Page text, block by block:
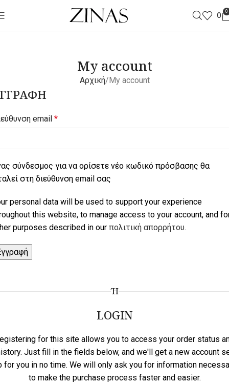
0 0
My account
Αρχική My account
email *
σύνδεσμος για να ορίσετε νέο κωδικό πρόσβασης θα
στη διεύθυνση email σας
personal data will be used to support your experience
this website, to manage access to your account, and
purposes described in our πολιτική απορρήτου.
Ή
LOGIN
for this site allows you to access your order status
Just fill in the fields below, and we'll get a new account
for you in no time. We will only ask you for information
to make the purchase process faster and easier.